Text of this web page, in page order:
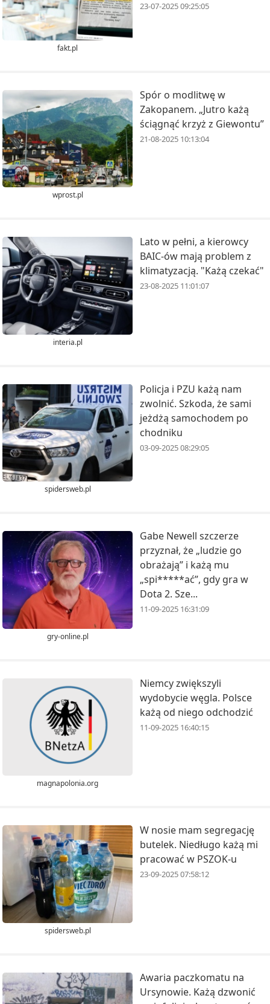
fakt.pl
23-07-2025 09:25:05
wprost.pl
Spór o modlitwę w
Zakopanem. „Jutro każą
ściągnąć krzyż z Giewontu”
21-08-2025 10:13:04
interia.pl
Lato w pełni, a kierowcy
BAIC-ów mają problem z
klimatyzacją. "Każą czekać"
23-08-2025 11:01:07
spidersweb.pl
Policja i PZU każą nam
zwolnić. Szkoda, że sami
jeżdżą samochodem po
chodniku
03-09-2025 08:29:05
gry-online.pl
Gabe Newell szczerze
przyznał, że „ludzie go
obrażają” i każą mu
„spi*****ać”, gdy gra w
Dota 2. Sze...
11-09-2025 16:31:09
magnapolonia.org
Niemcy zwiększyli
wydobycie węgla. Polsce
każą od niego odchodzić
11-09-2025 16:40:15
spidersweb.pl
W nosie mam segregację
butelek. Niedługo każą mi
pracować w PSZOK-u
23-09-2025 07:58:12
Awaria paczkomatu na
Ursynowie. Każą dzwonić